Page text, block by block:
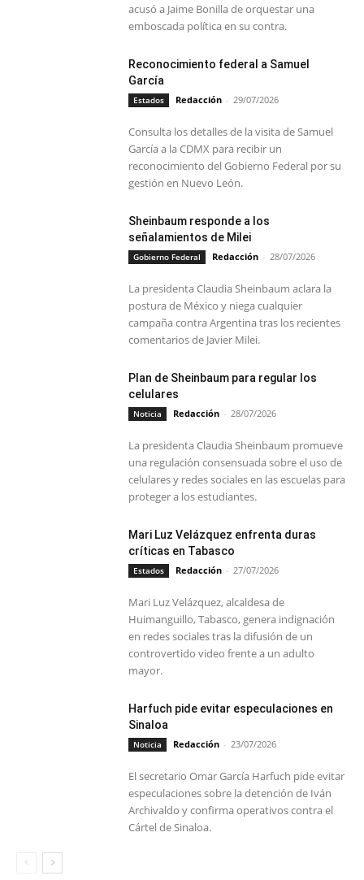
acusó a Jaime Bonilla de orquestar una
emboscada política en su contra.
Reconocimiento federal a Samuel
García
Estados Redacción - 29/07/2026
Consulta los detalles de la visita de Samuel
García a la CDMX para recibir un
reconocimiento del Gobierno Federal por su
gestión en Nuevo León.
Sheinbaum responde a los
señalamientos de Milei
Gobierno Federal Redacción - 28/07/2026
La presidenta Claudia Sheinbaum aclara la
postura de México y niega cualquier
campaña contra Argentina tras los recientes
comentarios de Javier Milei.
Plan de Sheinbaum para regular los
celulares
Noticia Redacción - 28/07/2026
La presidenta Claudia Sheinbaum promueve
una regulación consensuada sobre el uso de
celulares y redes sociales en las escuelas para
proteger a los estudiantes.
Mari Luz Velázquez enfrenta duras
críticas en Tabasco
Estados Redacción - 27/07/2026
Mari Luz Velázquez, alcaldesa de
Huimanguillo, Tabasco, genera indignación
en redes sociales tras la difusión de un
controvertido video frente a un adulto
mayor.
Harfuch pide evitar especulaciones en
Sinaloa
Noticia Redacción - 23/07/2026
El secretario Omar García Harfuch pide evitar
especulaciones sobre la detención de Iván
Archivaldo y confirma operativos contra el
Cártel de Sinaloa.